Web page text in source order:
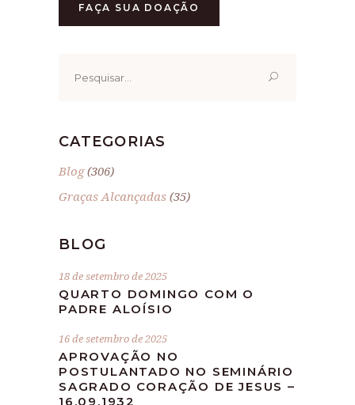
FAÇA SUA DOAÇÃO
por:
CATEGORIAS
Blog(306)
Graças Alcançadas (35)
BLOG
18 de setembro de 2025
QUARTO DOMINGO COM O
PADRE ALOÍSIO
16 de setembro de 2025
APROVAÇÃO NO
POSTULANTADO NO SEMINÁRIO
SAGRADO CORAÇÃO DE JESUS –
16.09.1932